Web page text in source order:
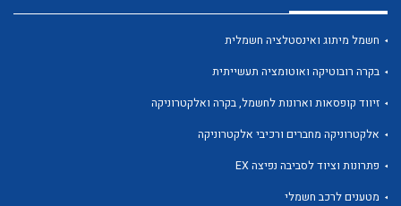
לכל מוצרי היצרן לכל מוצרי היצרן
חשמל מיתוג ואינסטלציה חשמלית
בקרה רובוטיקה ואוטומציה תעשייתית
זיווד קופסאות וארונות לחשמל, בקרה ואלקטרוניקה
אלקטרוניקה מחברים ורכיבי אלקטרוניקה
פתרונות וציוד לסביבה נפיצה EX
מטענים לרכב חשמלי